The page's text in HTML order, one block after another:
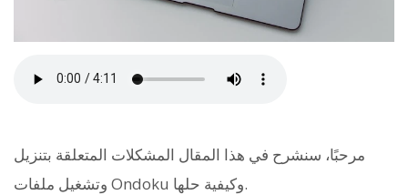
مرحبًا، سنشرح في هذا المقال المشكلات المتعلقة بتنزيل
وتشغيل ملفات Ondoku وكيفية حلها.